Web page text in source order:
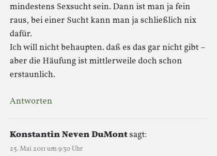
mindestens Sexsucht sein. Dann ist man ja fein
raus, bei einer Sucht kann man ja schließlich nix
dafür.
Ich will nicht behaupten. daß es das gar nicht gibt –
aber die Häufung ist mittlerweile doch schon
erstaunlich.
Antworten
Konstantin Neven DuMontsagt:
25. Mai 2011 um 9:30 Uhr